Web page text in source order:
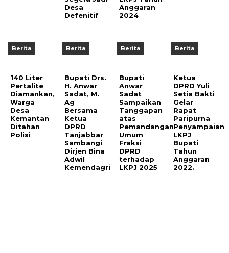
Desa
Defenitif
Anggaran
2024
Berita
140 Liter
Pertalite
Diamankan,
Warga
Desa
Kemantan
Ditahan
Polisi
Berita
Bupati Drs.
H. Anwar
Sadat, M.
Ag
Bersama
Ketua
DPRD
Tanjabbar
Sambangi
Dirjen Bina
Adwil
Kemendagri
Berita
Bupati
Anwar
Sadat
Sampaikan
Tanggapan
atas
Pemandangan
Umum
Fraksi
DPRD
terhadap
LKPJ 2025
Berita
Ketua
DPRD Yuli
Setia Bakti
Gelar
Rapat
Paripurna
Penyampaian
LKPJ
Bupati
Tahun
Anggaran
2022.